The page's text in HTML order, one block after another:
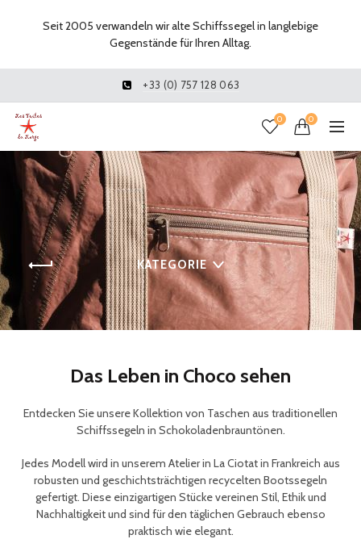
+33 (0) 757 128 063
0 0
KATEGORIE
Das Leben in Choco sehen
Entdecken Sie unsere Kollektion von Taschen aus traditionellen
Schiffssegeln in Schokoladenbrauntönen.
Jedes Modell wird in unserem Atelier in La Ciotat in Frankreich aus
robusten und geschichtsträchtigen recycelten Bootssegeln
gefertigt. Diese einzigartigen Stücke vereinen Stil, Ethik und
Nachhaltigkeit und sind für den täglichen Gebrauch ebenso
praktisch wie elegant.
Seit 2005 verwandeln wir alte Schiffssegel in langlebige
Gegenstände für Ihren Alltag.